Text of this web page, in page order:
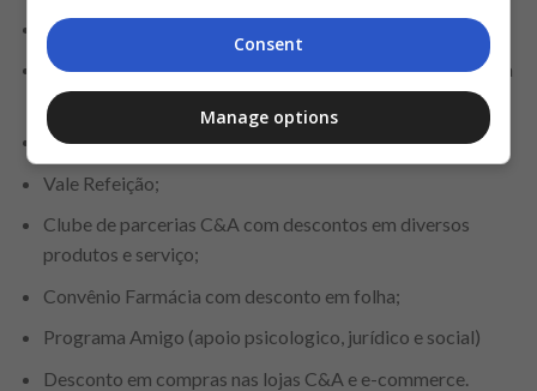
Estacionamento
BDay Off, no mês de aniversário você tem um dia de folga
de presente pra você!;
Horário flexível;
Vale Refeição;
Clube de parcerias C&A com descontos em diversos
produtos e serviço;
Convênio Farmácia com desconto em folha;
Programa Amigo (apoio psicologico, jurídico e social)
Desconto em compras nas lojas C&A e e-commerce.
Consent
Manage options